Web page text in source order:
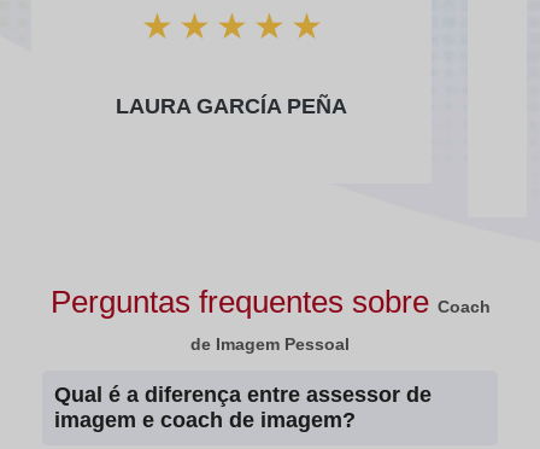
★ ★ ★ ★ ★
LAURA GARCÍA PEÑA
Perguntas frequentes sobre Coach
de Imagem Pessoal
Qual é a diferença entre assessor de
imagem e coach de imagem?